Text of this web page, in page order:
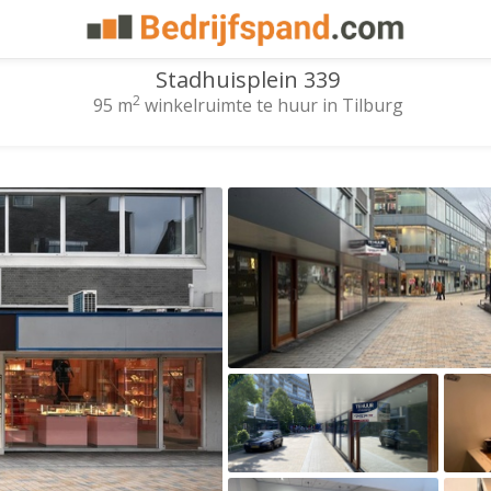
Stadhuisplein 339
95 m2winkelruimte te huur in Tilburg